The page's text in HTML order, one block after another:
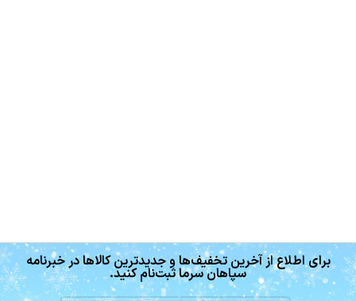
برای اطلاع از آخرین تخفیف‌ها و جدیدترین کالاها در خبرنامه
سپاهان سرما ثبت‌نام کنید.